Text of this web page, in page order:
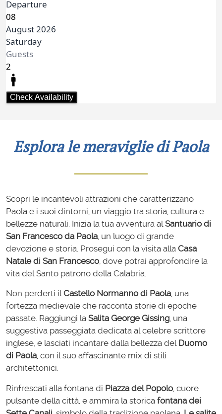
Esplora le meraviglie di Paola
Scopri le incantevoli attrazioni che caratterizzano
Paola e i suoi dintorni, un viaggio tra storia, cultura e
bellezze naturali. Inizia la tua avventura alSantuario di
San Francesco da Paola, un luogo di grande
devozione e storia. Prosegui con la visita alla Casa
Natale di San Francesco, dove potrai approfondire la
vita del Santo patrono della Calabria.
Non perderti ilCastello Normanno di Paola, una
fortezza medievale che racconta storie di epoche
passate. Raggiungi la Salita George Gissing, una
suggestiva passeggiata dedicata al celebre scrittore
inglese, e lasciati incantare dalla bellezza del Duomo
di Paola, con il suo affascinante mix di stili
architettonici.
Rinfrescati alla fontana di Piazza del Popolo, cuore
pulsante della città, e ammira la storica fontana dei